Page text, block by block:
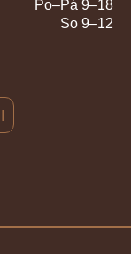
Po–Pá 9–18
So 9–12